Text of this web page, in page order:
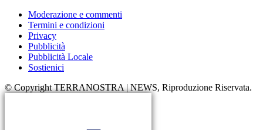
Moderazione e commenti
Termini e condizioni
Privacy
Pubblicità
Pubblicità Locale
Sostienici
© Copyright TERRANOSTRA | NEWS, Riproduzione Riservata.